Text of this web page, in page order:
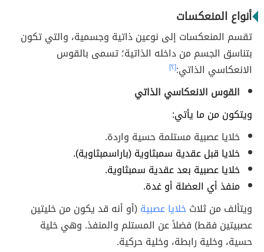
أنواع المنعكسات
تقسم المنعكسات إلى نوعين ذاتية وجسمية، والتي تكون
بتناسق الجسم من داخله الذاتية؛ تسمى بالقوس
الانعكاسي الذاتي:[٢]
القوس الانعكاسي الذاتي
ويتكون من ما يأتي:
خلايا عصبية مستلمة حسية واردة.
خلايا قبل عقدية سمبثاوية (باراسمبثاوية).
خلايا عصبية بعد عقدية سمبثاوية.
منفذ أي العضلة أو غدة.
ويتألف من ثلاثخلايا عصبية(أو أنه قد يكون من خليتين
عصبيتين فقط) فضلاً عن المستلم والمنفذ. وهي خلية
حسية، وخلية رابطة، وخلية حركية.